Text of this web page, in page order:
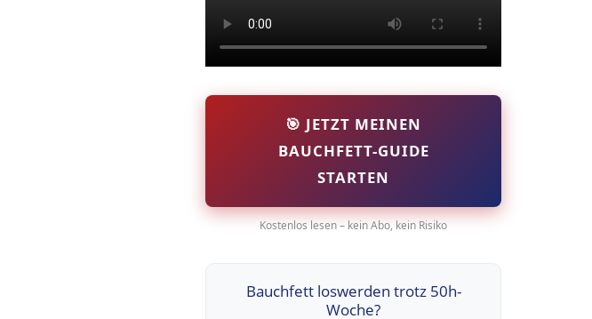
🎯 JETZT MEINEN
BAUCHFETT-GUIDE
STARTEN
Kostenlos lesen – kein Abo, kein Risiko
Bauchfett loswerden trotz 50h-
Woche?